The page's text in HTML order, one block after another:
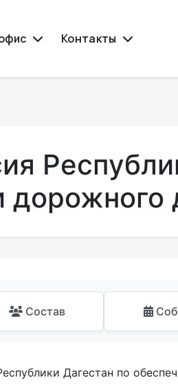
Контакты
дорожного
Состав
Дагестан по